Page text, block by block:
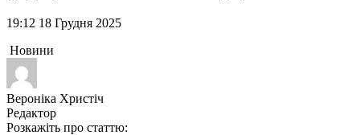
19:12 18 Грудня 2025
Новини
Вероніка Христіч
Редактор
Розкажіть про статтю: